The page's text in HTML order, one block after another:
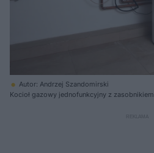
Autor: Andrzej Szandomirski
Kocioł gazowy jednofunkcyjny z zasobnikiem